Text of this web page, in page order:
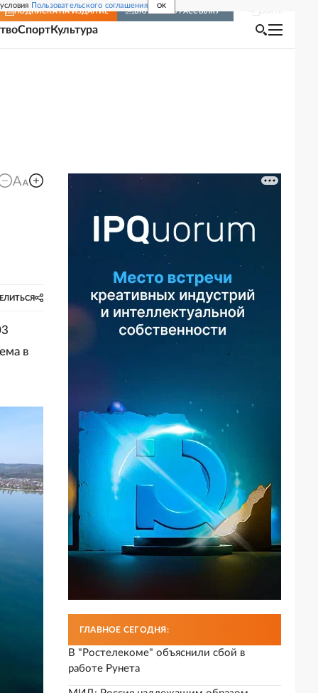
Пользовательского соглашения OK
ПОДПИСКА НА ИЗДАНИЕ ВКЛЮЧИТЬ РАССЫЛКУ
СпортКультура
в
ГЛАВНОЕ СЕГОДНЯ:
В "Ростелекоме" объяснили сбой в
работе Рунета